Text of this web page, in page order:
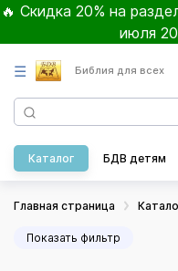
🔥 Скидка 20% на
июля
☰ Библия для всех
Каталог БДВ детям
Главная страница
Показать фильтр